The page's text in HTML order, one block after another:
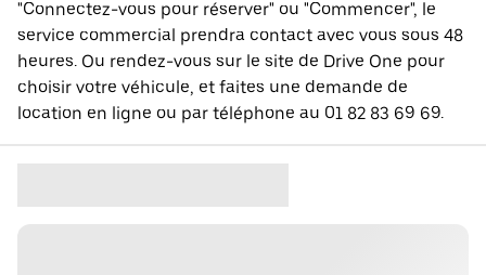
"Connectez-vous pour réserver" ou "Commencer", le
service commercial prendra contact avec vous sous 48
heures. Ou rendez-vous sur le site de Drive One pour
choisir votre véhicule, et faites une demande de
location en ligne ou par téléphone au 01 82 83 69 69.